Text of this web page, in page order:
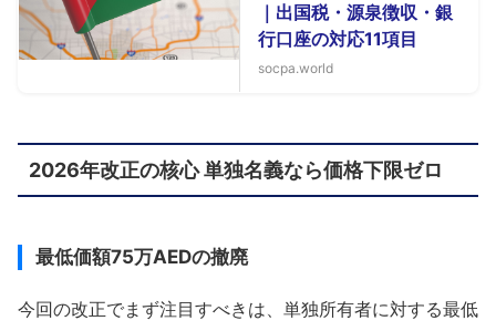
｜出国税・源泉徴収・銀
行口座の対応11項目
socpa.world
2026年改正の核心 単独名義なら価格下限ゼロ
最低価額75万AEDの撤廃
今回の改正でまず注目すべきは、単独所有者に対する最低